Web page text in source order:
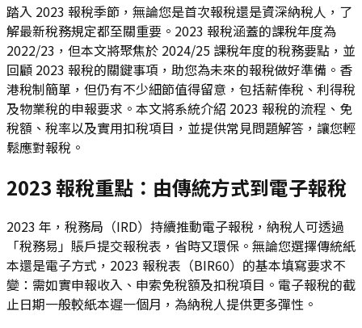
踏入 2023 報稅季節，無論您是首次報稅還是資深納稅人，了
解最新稅務規定都至關重要。2023 報稅涵蓋的課稅年度為
2022/23，但本文將聚焦於 2024/25 課稅年度的稅務要點，並
回顧 2023 報稅的關鍵事項，助您為未來的報稅做好準備。香
港稅制簡單，但仍有不少細節值得留意，包括薪俸稅、利得稅
及物業稅的申報要求。本文將系統介紹 2023 報稅的流程、免
稅額、稅率以及實用扣稅項目，並提供常見問題解答，讓您輕
鬆應對報稅。
2023 報稅重點：由傳統方式到電子報稅
2023 年，稅務局（IRD）持續推動電子報稅，納稅人可透過
「稅務易」賬戶提交報稅表，省時又環保。無論您選擇傳統紙
本還是電子方式，2023 報稅表（BIR60）的基本填寫要求不
變：需如實申報收入、申索免稅額及扣稅項目。電子報稅的截
止日期一般較紙本遲一個月，為納稅人提供更多彈性。